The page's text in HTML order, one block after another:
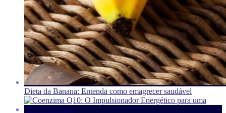
Dieta da Banana: Entenda como emagrecer saudável